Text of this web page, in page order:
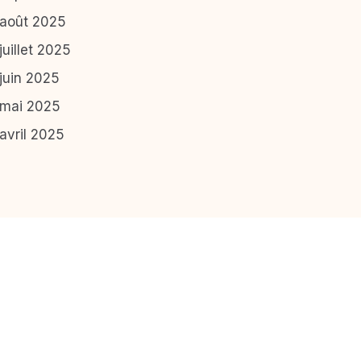
août 2025
juillet 2025
juin 2025
mai 2025
avril 2025